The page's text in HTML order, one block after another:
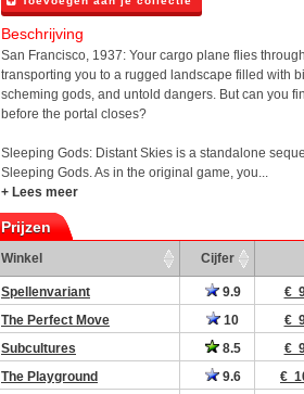
Beschrijving
San Francisco, 1937: Your cargo plane flies
transporting you to a rugged landscape filled with
scheming gods, and untold dangers. But can you
before the portal closes?
Sleeping Gods: Distant Skies is a standalone
Sleeping Gods. As in the original game, you...
+ Lees meer
Prijzen
Winkel Cijfer
Spellenvariant 9.9 €
The Perfect Move
10 €
Subcultures
8.5 €
The Playground
9.6 €